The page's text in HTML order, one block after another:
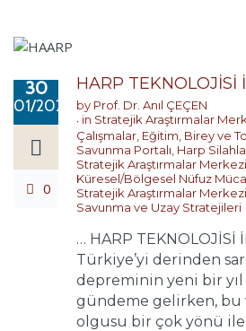
30
01/2020
0
HARP TEKNOLOJİSİ
by Prof. Dr. Anıl ÇEÇEN
in Stratejik Araştırmalar
Çalışmalar Eğitim, Birey ve
Savunma Portalı Harp
Stratejik Araştırmalar Merkezi
Küresel/Bölgesel Nüfuz
Stratejik Araştırmalar Merkezi
Savunma ve Uzay Stratejileri
… HARP TEKNOLOJİSİ
Türkiye’yi derinden
depreminin yeni bir
gündeme gelirken, bu
olgusu bir çok yönü